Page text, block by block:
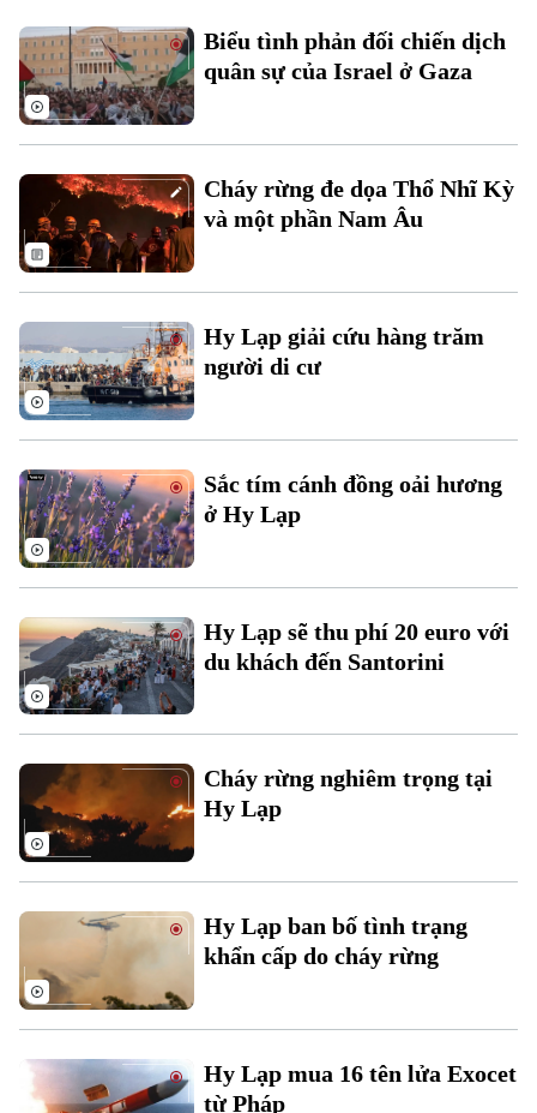
Thời sự
Hà Nội
Chính trị
Xã hội
An ninh trật tự
Công nghệ
Hà Nội
Người Hà Nội
Khoảnh khắc Hà Nội
Thế giới
Tin tức
Quân sự
Hồ sơ
Người Việt 4 phương
Kinh tế
Cafe sáng
Tài chính Ngân hàng
Doanh nghiệp
Tin tức
Đầu tư
Căn hộ
Đất đai
Kinh nghiệm
Tàu và Xe
Ô tô
Tàu
Xe máy
Đánh giá
Giáo dục
Tin tức
Tuyển sinh
Hướng nghiệp
Văn hóa
Làng nghề
Di tích
Sức khỏe
Y tế
Dinh dưỡng
Thể thao
Bóng đá
Quần vợt
Golf
Giải trí
Tin tức
Sao
Âm nhạc
Đã phát sóng
Biểu tình phản đối chiến dịch
quân sự của Israel ở Gaza
Cháy rừng đe dọa Thổ Nhĩ Kỳ
và một phần Nam Âu
Hy Lạp giải cứu hàng trăm
người di cư
Sắc tím cánh đồng oải hương
ở Hy Lạp
Hy Lạp sẽ thu phí 20 euro với
du khách đến Santorini
Cháy rừng nghiêm trọng tại
Hy Lạp
Hy Lạp ban bố tình trạng
khẩn cấp do cháy rừng
Hy Lạp mua 16 tên lửa Exocet
từ Pháp